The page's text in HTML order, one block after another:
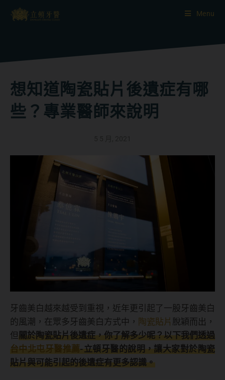
Menu
想知道陶瓷貼片後遺症有哪
些？專業醫師來說明
牙齒美白越來越受到重視，近年更引起了一股牙齒美白
的風潮，在眾多牙齒美白方式中， 陶瓷貼片 脫穎而出，
但關於陶瓷貼片後遺症，你了解多少呢？以下我們透過
台中北屯牙醫推薦-立頓牙醫的說明，讓大家對於陶瓷
貼片與可能引起的後遺症有更多認識。